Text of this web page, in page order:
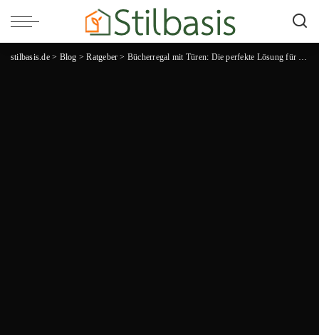
stilbasis.de> Blog >Ratgeber > Bücherregal mit Türen: Die perfekte Lösung für deine Büchersammlung!